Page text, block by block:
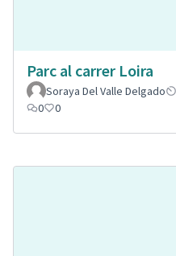
Parc al carrer Loira
Soraya Del Valle Delgado
0
0